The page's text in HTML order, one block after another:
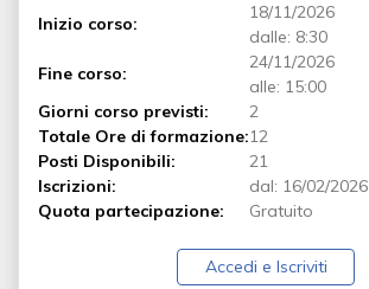
Inizio corso:
18/11/2026
dalle: 8:30
Fine corso:
24/11/2026
alle: 15:00
Giorni corso previsti:
2
Totale Ore di formazione:12
Posti Disponibili:
21
Iscrizioni:
dal: 16/02/2026
Quota partecipazione:
Gratuito
Accedi e Iscriviti